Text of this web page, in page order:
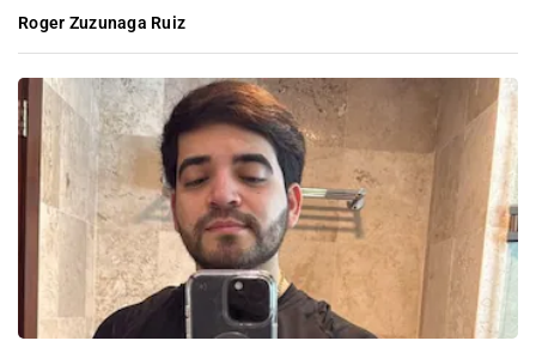
Roger Zuzunaga Ruiz